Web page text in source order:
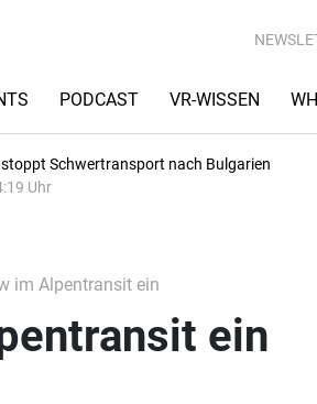
PODCAST VR-WISSEN
Schwertransport nach Bulgarien
Uhr
im Alpentransit ein
ein